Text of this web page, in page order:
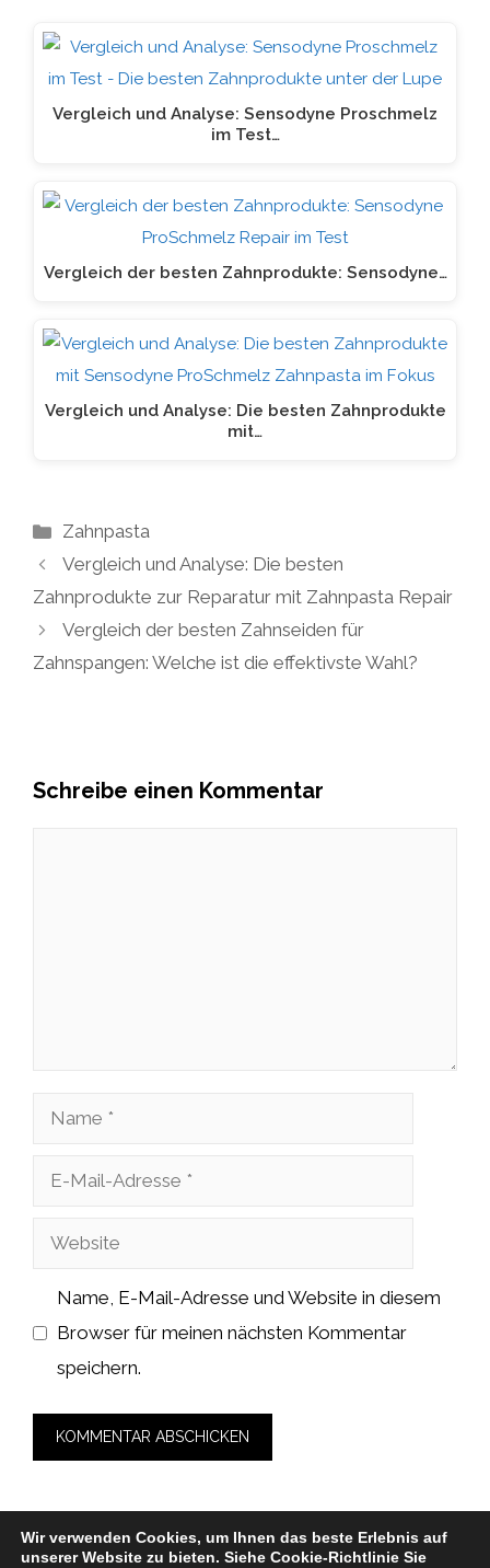
Vergleich und Analyse: Sensodyne Proschmelz
im Test…
Vergleich der besten Zahnprodukte: Sensodyne…
Vergleich und Analyse: Die besten Zahnprodukte
mit…
Kategorien
Zahnpasta
Vergleich und Analyse: Die besten
Zahnprodukte zur Reparatur mit Zahnpasta Repair
Vergleich der besten Zahnseiden für
Zahnspangen: Welche ist die effektivste Wahl?
Schreibe einen Kommentar
Name
Adresse
Website
Name, E-Mail-Adresse und Website in diesem
Browser für meinen nächsten Kommentar
speichern.
Wir verwenden Cookies, um Ihnen das beste Erlebnis auf
unserer Website zu bieten. Siehe Cookie-Richtlinie Sie